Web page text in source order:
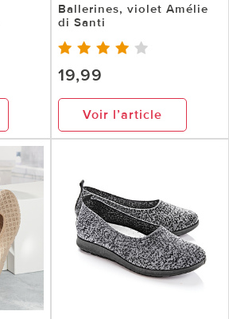
Ballerines, violet Amélie
di Santi
19,99
Voir l’article